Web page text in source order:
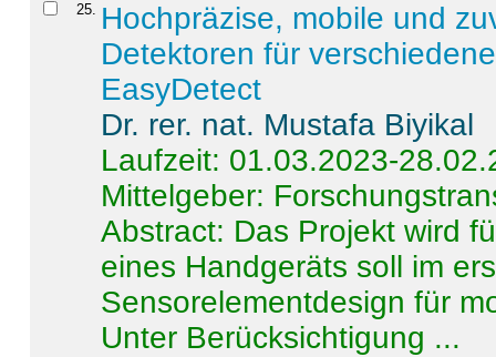
25. Hochpräzise, mobile und
Detektoren für
EasyDetect
Dr. rer. nat. Mustafa Biyikal
Laufzeit: 01.03.2023-
Mittelgeber:
Abstract: Das Projekt wird
eines Handgeräts soll im
Sensorelementdesign für
Unter Berücksichtigung ...